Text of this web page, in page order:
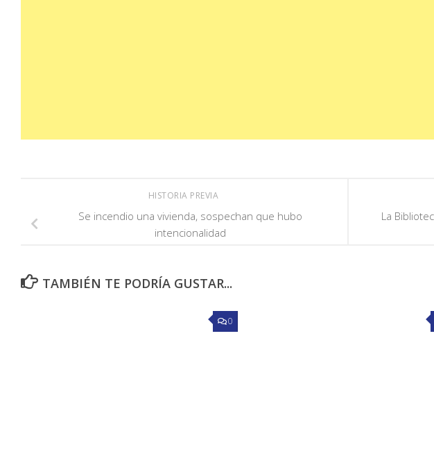
La
HISTORIA PREVIA
Se incendio una vivienda, sospechan que hubo
intencionalidad
TAMBIÉN TE PODRÍA GUSTAR...
0